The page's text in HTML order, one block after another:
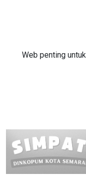
Web penting